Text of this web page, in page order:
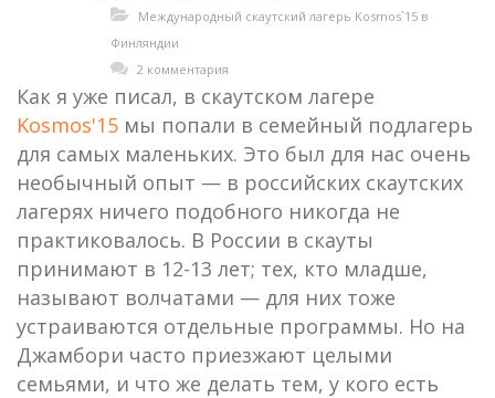
Международный скаутский лагерь Kosmos`15 в
Финляндии
2 комментария
Как я уже писал, в скаутском лагере
Kosmos'15 мы попали в семейный подлагерь
для самых маленьких. Это был для нас очень
необычный опыт — в российских скаутских
лагерях ничего подобного никогда не
практиковалось. В России в скауты
принимают в 12-13 лет; тех, кто младше,
называют волчатами — для них тоже
устраиваются отдельные программы. Но на
Джамбори часто приезжают целыми
семьями, и что же делать тем, у кого есть